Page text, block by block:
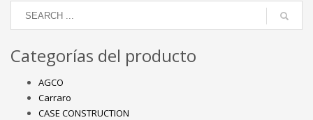
Categorías del producto
AGCO
Carraro
CASE CONSTRUCTION